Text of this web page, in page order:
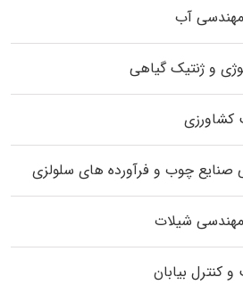
مهندسی آب
و ژنتیک گیاهی
کشاورزی
صنایع چوب و فرآورده‌ های سلولزی
شیلات
کنترل بیابان